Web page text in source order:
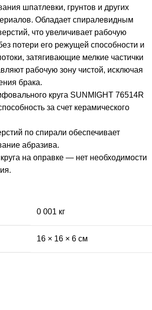
шпатлевки, грунтов и других
Обладает спиралевидным
что увеличивает рабочую
потери его режущей способности и
затягивающие мелкие частички
рабочую зону чистой, исключая
брака.
круга SUNMIGHT 76514R
за счет керамического
по спирали обеспечивает
абразива.
на оправке — нет необходимости
0 001 кг
16 × 16 × 6 см